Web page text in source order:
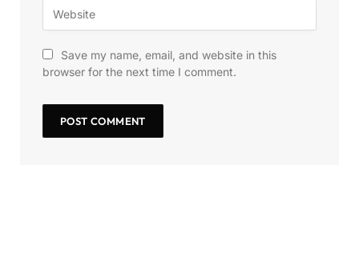
Save my name, email, and website in this
browser for the next time I comment.